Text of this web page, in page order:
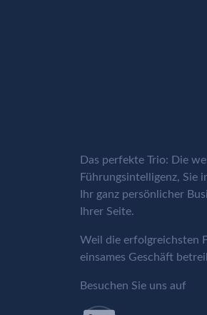
Das perfekte Trio: Die
Führungsintelligenz, Sie
Ihr ganz persönlicher
Ihrer Seite.
Weil die erfolgreichsten
einsames Geschäft
Besuchen Sie uns auf